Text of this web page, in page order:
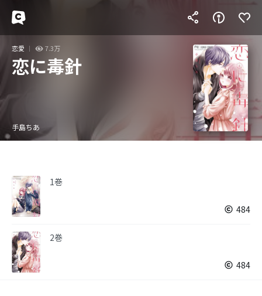
恋愛 7.3万
恋に毒針
手島ちあ
1巻
484
2巻
484